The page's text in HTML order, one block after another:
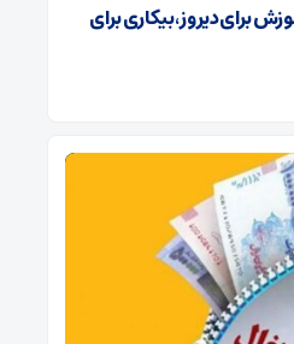
برای دیروز، بیکاری برای